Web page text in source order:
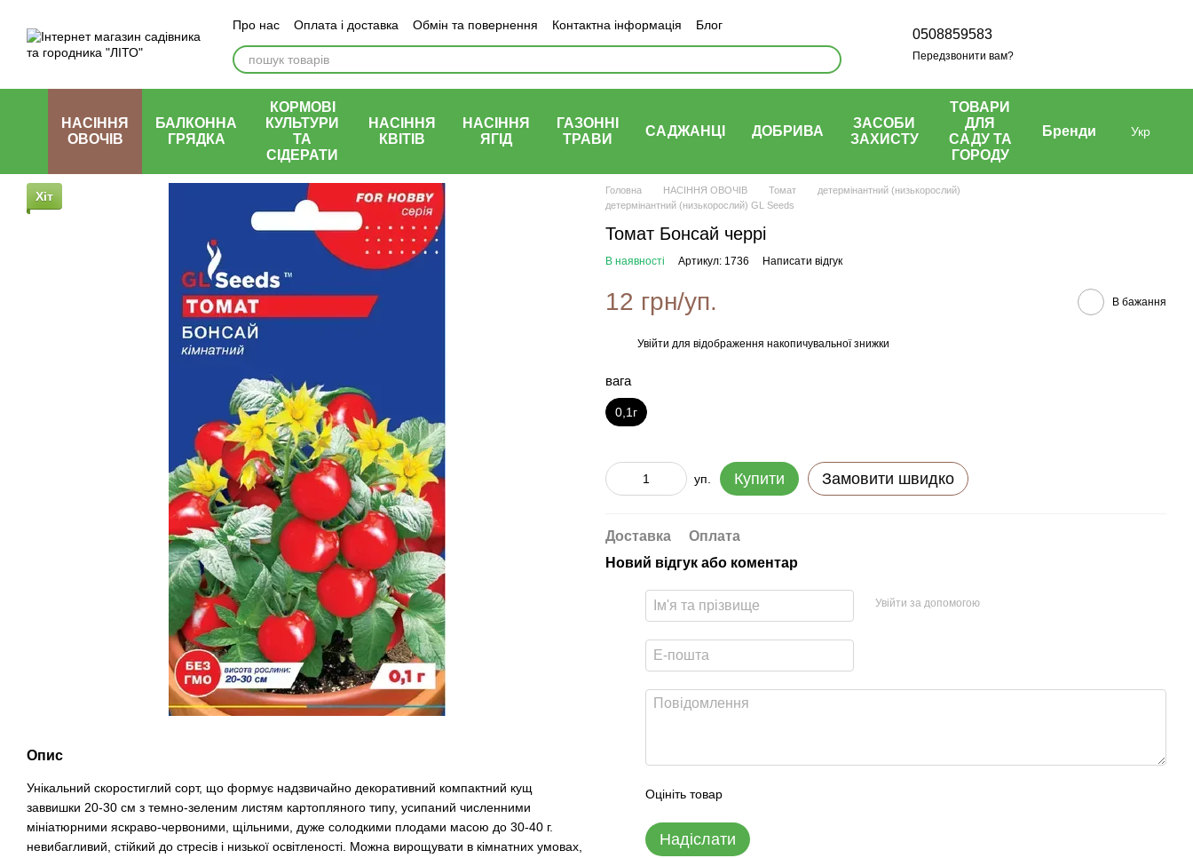
Про нас Оплата і доставка Обмін та повернення Контактна інформація Блог
0508859583
Передзвонити вам?
НАСІННЯ
ОВОЧІВ
БАЛКОННА
ГРЯДКА
КОРМОВІ
КУЛЬТУРИ
ТА
СІДЕРАТИ
НАСІННЯ
КВІТІВ
НАСІННЯ
ЯГІД
ГАЗОННІ
ТРАВИ
САДЖАНЦІ ДОБРИВА
ЗАСОБИ
ЗАХИСТУ
ТОВАРИ
ДЛЯ
САДУ ТА
ГОРОДУ
Бренди Укр
Хіт
Опис
Унікальний скоростиглий сорт, що формує надзвичайно декоративний компактний кущ
заввишки 20-30 см з темно-зеленим листям картопляного типу, усипаний численними
мініатюрними яскраво-червоними, щільними, дуже солодкими плодами масою до 30-40 г.
невибагливий, стійкий до стресів і низької освітленості. Можна вирощувати в кімнатних умовах,
Головна НАСІННЯ ОВОЧІВ Томат
детермінантний (низькорослий)
детермінантний (низькорослий) GL Seeds
Томат Бонсай черрі
В наявності Артикул: 1736 Написати відгук
12 грн/уп. В бажання
Увійти для відображення накопичувальної знижки
вага
0,1г
уп. Купити Замовити швидко
Доставка
Оплата
Новий відгук або коментар
Увійти за допомогою
Оцініть товар
Надіслати